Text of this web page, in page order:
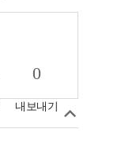
0
내보내기